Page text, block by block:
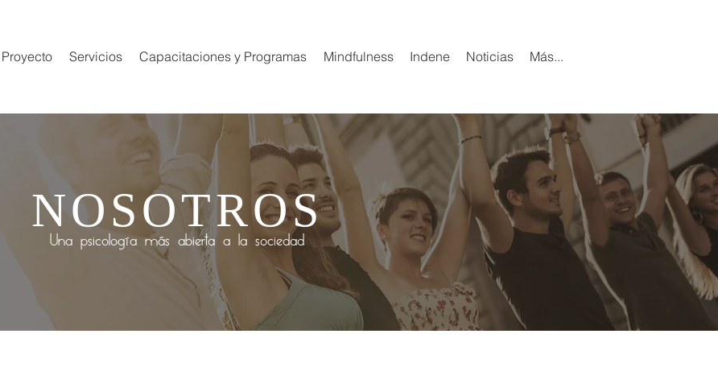
Proyecto Servicios Capacitaciones y Programas Mindfulness Indene Noticias Más...
NOSOTROS
Una psicología más abierta a la sociedad